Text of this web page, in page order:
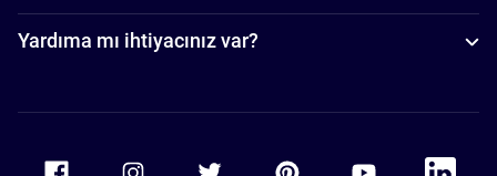
Yardıma mı ihtiyacınız var?
Accor Facebook Accor TwitterAccor PinterestAccor Youtube
Accor